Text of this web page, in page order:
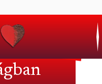
ILLIBERÁLIS